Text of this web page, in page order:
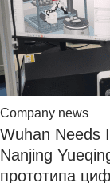
Company news
Wuhan Needs
Nanjing
прототипа